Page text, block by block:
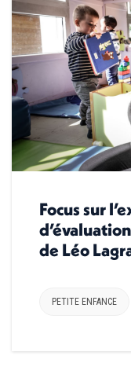
Focus sur
de Léo
PETITE ENFANCE